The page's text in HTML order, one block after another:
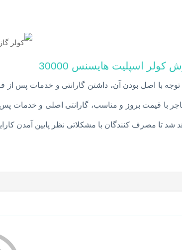
اسپلیت هایسنس 30000
توجه با اصل بودن آن، داشتن گارانتی و خدمات پس
با قیمت بروز و مناسب، گارانتی اصلی و خدمات
شد تا مصرف کنندگان با مشکلاتی نظر پایین آمدن